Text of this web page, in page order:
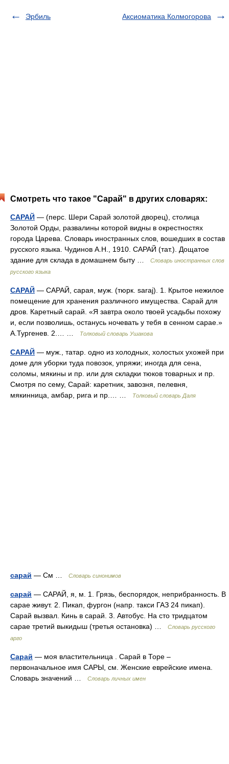
Эрбиль Аксиоматика Колмогорова
Смотреть что такое "Сарай" в других словарях:
САРАЙ — (перс. Шери Сарай золотой дворец), столица
Золотой Орды, развалины которой видны в окрестностях
города Царева. Словарь иностранных слов, вошедших в состав
русского языка. Чудинов А.Н., 1910. САРАЙ (тат.). Дощатое
здание для склада в домашнем быту …
Словарь иностранных слов
русского языка
САРАЙ — САРАЙ, сарая, муж. (тюрк. saraj). 1. Крытое нежилое
помещение для хранения различного имущества. Сарай для
дров. Каретный сарай. «Я завтра около твоей усадьбы похожу
и, если позволишь, останусь ночевать у тебя в сенном сарае.»
А.Тургенев. 2.… …
Толковый словарь Ушакова
САРАЙ — муж., татар. одно из холодных, холостых ухожей при
доме для уборки туда повозок, упряжи; иногда для сена,
соломы, мякины и пр. или для складки тюков товарных и пр.
Смотря по сему, Сарай: каретник, завозня, пелевня,
мякинница, амбар, рига и пр.… …
Толковый словарь Даля
сарай — См … Словарь синонимов
сарай — САРАЙ, я, м. 1. Грязь, беспорядок, неприбранность. В
сарае живут. 2. Пикап, фургон (напр. такси ГАЗ 24 пикап).
Сарай вызвал. Кинь в сарай. 3. Автобус. На сто тридцатом
сарае третий выкидыш (третья остановка) …
Словарь русского
арго
Сарай — моя властительница . Сарай в Торе –
первоначальное имя САРЫ, см. Женские еврейские имена.
Словарь значений …
Словарь личных имен